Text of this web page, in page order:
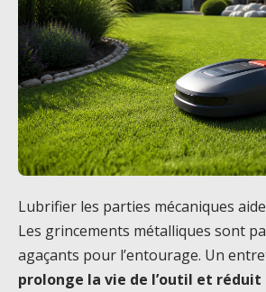
Lubrifier les parties mécaniques
Les grincements métalliques sont
agaçants pour l’entourage. Un
prolonge la vie de l’outil et réduit